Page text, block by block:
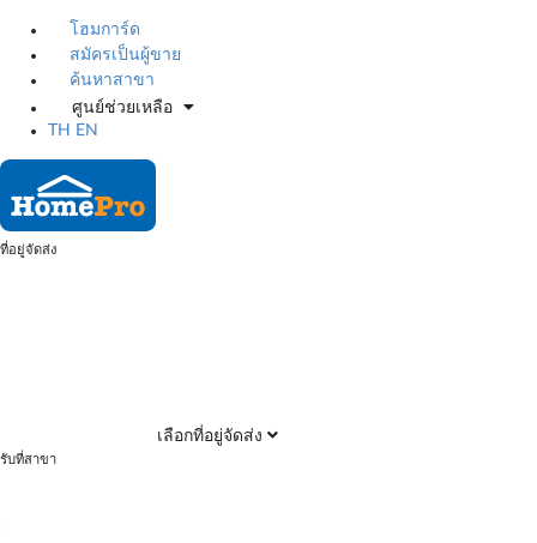
โฮมการ์ด
สมัครเป็นผู้ขาย
ค้นหาสาขา
ศูนย์ช่วยเหลือ
TH
EN
ที่อยู่จัดส่ง
เลือกที่อยู่จัดส่ง
รับที่สาขา